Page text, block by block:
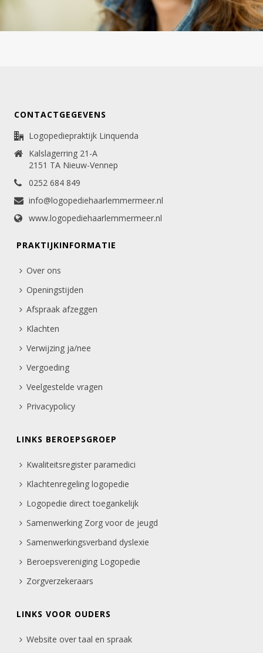
CONTACTGEGEVENS
Logopediepraktijk Linquenda
Kalslagerring 21-A
2151 TA Nieuw-Vennep
0252 684 849
info@logopediehaarlemmermeer.nl
www.logopediehaarlemmermeer.nl
PRAKTIJKINFORMATIE
Over ons
Openingstijden
Afspraak afzeggen
Klachten
Verwijzing ja/nee
Vergoeding
Veelgestelde vragen
Privacypolicy
LINKS BEROEPSGROEP
Kwaliteitsregister paramedici
Klachtenregeling logopedie
Logopedie direct toegankelijk
Samenwerking Zorg voor de jeugd
Samenwerkingsverband dyslexie
Beroepsvereniging Logopedie
Zorgverzekeraars
LINKS VOOR OUDERS
Website over taal en spraak